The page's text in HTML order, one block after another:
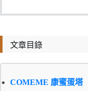
文章目錄
COMEME 康蜜蛋塔